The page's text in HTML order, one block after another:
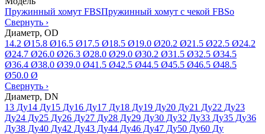
Пружинный хомут FBSПружинный хомут с чекой FBSo
Свернуть ›
Диаметр, OD
14.2 Ø15.8 Ø16.5 Ø17.5 Ø18.5 Ø19.0 Ø20.2 Ø21.5 Ø22.5 Ø24.2
Ø24.7 Ø26.0 Ø26.3 Ø28.0 Ø29.0 Ø30.2 Ø31.5 Ø32.5 Ø34.5
Ø36.4 Ø38.0 Ø39.0 Ø41.5 Ø42.5 Ø44.5 Ø45.5 Ø46.5 Ø48.5
Ø50.0 Ø
Свернуть ›
Диаметр, DN
13 Ду14 Ду15 Ду16 Ду17 Ду18 Ду19 Ду20 Ду21 Ду22 Ду23
Ду24 Ду25 Ду26 Ду27 Ду28 Ду29 Ду30 Ду32 Ду33 Ду35 Ду36
Ду38 Ду40 Ду42 Ду43 Ду44 Ду46 Ду47 Ду50 Ду60 Ду